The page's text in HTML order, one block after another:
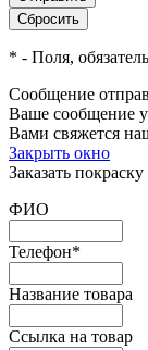
* - Поля,
Сообщение
Ваше сообщение
Вами свяжется
Закрыть окно
Заказать покраску
ФИО
Телефон*
Название товара
Ссылка на товар